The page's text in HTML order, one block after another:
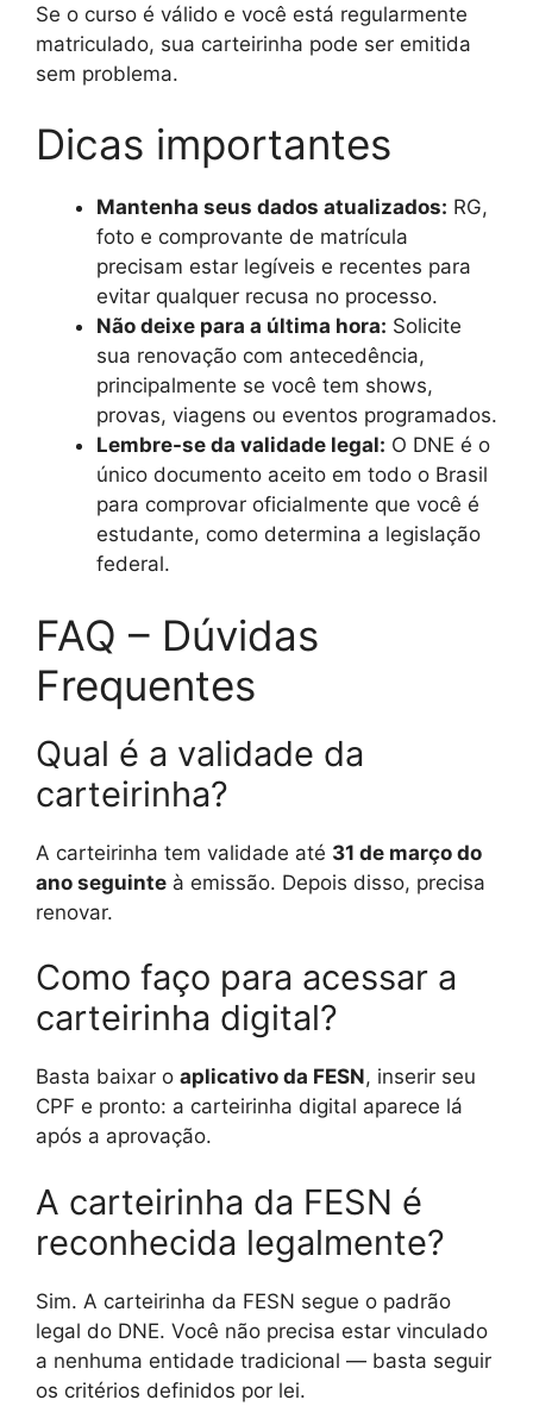
Se o curso é válido e você está regularmente
matriculado, sua carteirinha pode ser emitida
sem problema.
Dicas importantes
Mantenha seus dados atualizados: RG,
foto e comprovante de matrícula
precisam estar legíveis e recentes para
evitar qualquer recusa no processo.
Não deixe para a última hora: Solicite
sua renovação com antecedência,
principalmente se você tem shows,
provas, viagens ou eventos programados.
Lembre-se da validade legal: O DNE é o
único documento aceito em todo o Brasil
para comprovar oficialmente que você é
estudante, como determina a legislação
federal.
FAQ – Dúvidas
Frequentes
Qual é a validade da
carteirinha?
A carteirinha tem validade até 31 de março do
ano seguinte à emissão. Depois disso, precisa
renovar.
Como faço para acessar a
carteirinha digital?
Basta baixar o aplicativo da FESN, inserir seu
CPF e pronto: a carteirinha digital aparece lá
após a aprovação.
A carteirinha da FESN é
reconhecida legalmente?
Sim. A carteirinha da FESN segue o padrão
legal do DNE. Você não precisa estar vinculado
a nenhuma entidade tradicional — basta seguir
os critérios definidos por lei.